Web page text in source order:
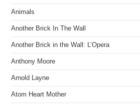
Animals
Another Brick In The Wall
Another Brick in the Wall: L’Opera
Anthony Moore
Arnold Layne
Atom Heart Mother